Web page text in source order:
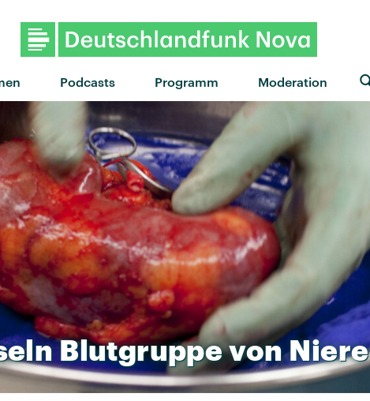
Podcasts Programm Moderation
BlutgruppevonNiere